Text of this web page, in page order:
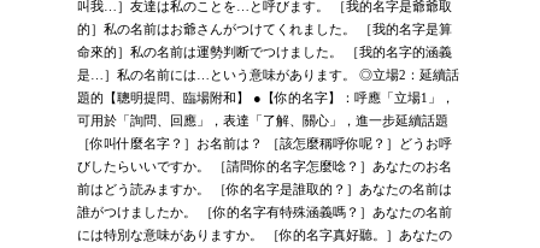
叫我…］友達は私のことを…と呼びます。 ［我的名字是爺爺取
的］私の名前はお爺さんがつけてくれました。 ［我的名字是算
命來的］私の名前は運勢判断でつけました。 ［我的名字的涵義
是…］私の名前には…という意味があります。 ◎立場2：延續話
題的【聰明提問、臨場附和】 ●【你的名字】：呼應「立場1」，
可用於「詢問、回應」，表達「了解、關心」，進一步延續話題
［你叫什麼名字？］お名前は？ ［該怎麼稱呼你呢？］どうお呼
びしたらいいですか。 ［請問你的名字怎麼唸？］あなたのお名
前はどう読みますか。 ［你的名字是誰取的？］あなたの名前は
誰がつけましたか。 ［你的名字有特殊涵義嗎？］あなたの名前
には特別な意味がありますか。 ［你的名字真好聽。］あなたの